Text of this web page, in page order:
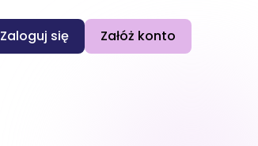
Zaloguj się Załóż konto